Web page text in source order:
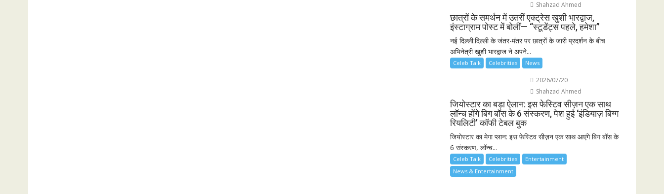
Shahzad Ahmed
छात्रों के समर्थन में उतरीं एक्ट्रेस खुशी भारद्वाज,
इंस्टाग्राम पोस्ट में बोलीं— “स्टूडेंट्स पहले, हमेशा”
नई दिल्ली:दिल्ली के जंतर-मंतर पर छात्रों के जारी प्रदर्शन के बीच
अभिनेत्री खुशी भारद्वाज ने अपने...
Celeb Talk Celebrities News
2026/07/20
Shahzad Ahmed
जियोस्टार का बड़ा ऐलान: इस फेस्टिव सीज़न एक साथ
लॉन्च होंगे बिग बॉस के 6 संस्करण, पेश हुई ‘इंडियाज़ बिग्ग
रियलिटी’ कॉफी टेबल बुक
जियोस्टार का मेगा प्लान: इस फेस्टिव सीज़न एक साथ आएंगे बिग बॉस के
6 संस्करण, लॉन्च...
Celeb Talk Celebrities
Entertainment
News & Entertainment